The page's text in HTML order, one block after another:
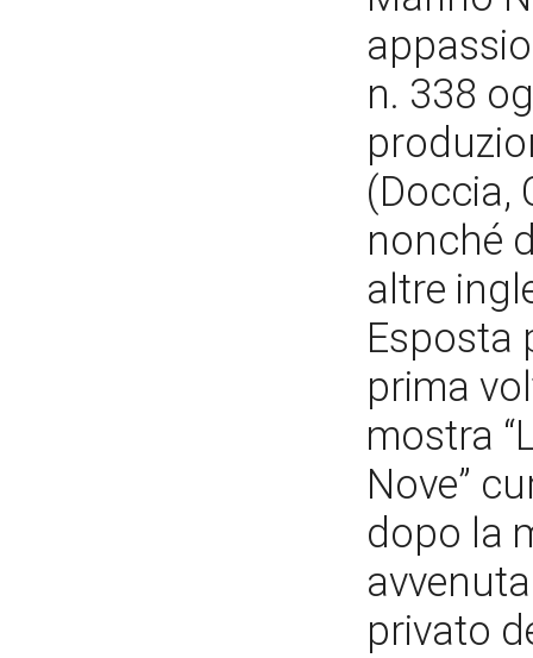
n. 338
(Doccia,
nonché
altre
Esposta
prima
mostra
Nove”
dopo la
privato